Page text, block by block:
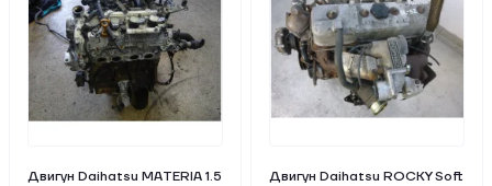
Двигун Daihatsu MATERIA 1.5
Двигун Daihatsu ROCKY Soft